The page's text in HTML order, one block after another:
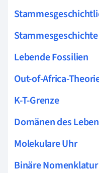
Lebende Fossilien
Out-of-Africa-
K-T-Grenze
Domänen des
Molekulare Uhr
Binäre Nomenklatur